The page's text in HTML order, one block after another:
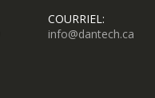
COURRIEL:
info@dantech.ca